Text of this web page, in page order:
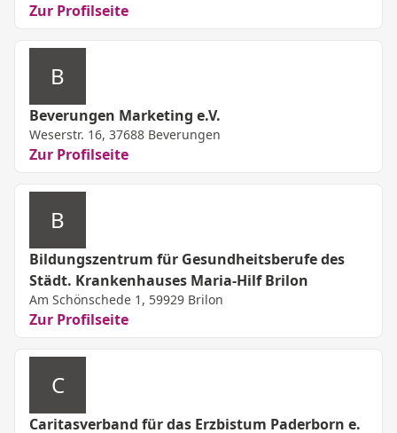
Zur Profilseite
B
Beverungen Marketing e.V.
Weserstr. 16, 37688 Beverungen
Zur Profilseite
B
Bildungszentrum für Gesundheitsberufe des
Städt. Krankenhauses Maria-Hilf Brilon
Am Schönschede 1, 59929 Brilon
Zur Profilseite
C
Caritasverband für das Erzbistum Paderborn e.